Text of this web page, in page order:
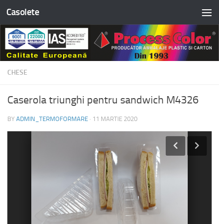
Skip to content
Casolete
CHESE
Caserola triunghi pentru sandwich M4326
BY ADMIN_TERMOFORMARE · 11 MARTIE 2020